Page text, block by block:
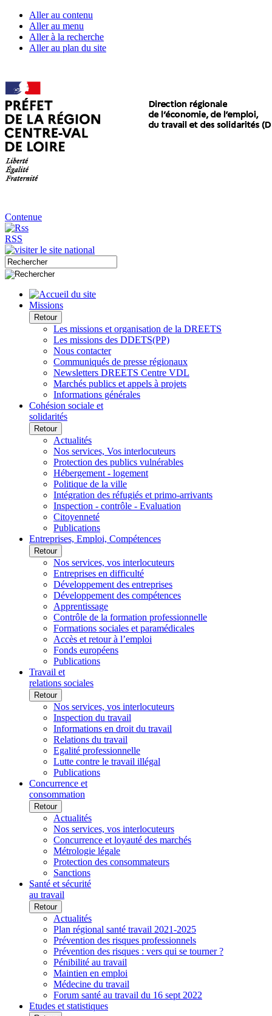
Aller au contenu
Aller au menu
Aller à la recherche
Aller au plan du site
Contenue
RSS
Missions
Retour
Les missions et organisation de la DREETS
Les missions des DDETS(PP)
Nous contacter
Communiqués de presse régionaux
Newsletters DREETS Centre VDL
Marchés publics et appels à projets
Informations générales
Cohésion sociale et
solidarités
Retour
Actualités
Nos services, Vos interlocuteurs
Protection des publics vulnérables
Hébergement - logement
Politique de la ville
Intégration des réfugiés et primo-arrivants
Inspection - contrôle - Evaluation
Citoyenneté
Publications
Entreprises, Emploi, Compétences
Retour
Nos services, vos interlocuteurs
Entreprises en difficulté
Développement des entreprises
Développement des compétences
Apprentissage
Contrôle de la formation professionnelle
Formations sociales et paramédicales
Accès et retour à l’emploi
Fonds européens
Publications
Travail et
relations sociales
Retour
Nos services, vos interlocuteurs
Inspection du travail
Informations en droit du travail
Relations du travail
Egalité professionnelle
Lutte contre le travail illégal
Publications
Concurrence et
consommation
Retour
Actualités
Nos services, vos interlocuteurs
Concurrence et loyauté des marchés
Métrologie légale
Protection des consommateurs
Sanctions
Santé et sécurité
au travail
Retour
Actualités
Plan régional santé travail 2021-2025
Prévention des risques professionnels
Prévention des risques : vers qui se tourner ?
Pénibilité au travail
Maintien en emploi
Médecine du travail
Forum santé au travail du 16 sept 2022
Etudes et statistiques